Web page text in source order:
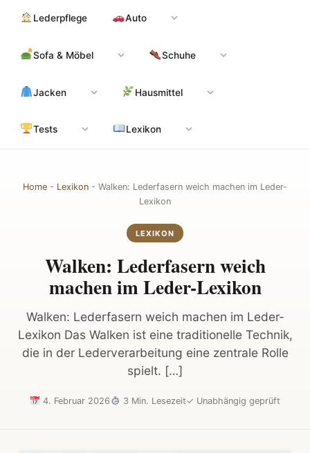
Inhalt
Lederpflege Auto
Sofa & Möbel Schuhe
Jacken Hausmittel
Tests Lexikon
Home - Lexikon - Walken: Lederfasern weich machen im Leder-
Lexikon
LEXIKON
Walken: Lederfasern weich
machen im Leder-Lexikon
Walken: Lederfasern weich machen im Leder-
Lexikon Das Walken ist eine traditionelle Technik,
die in der Lederverarbeitung eine zentrale Rolle
spielt. […]
4. Februar 2026 3 Min. Lesezeit✓ Unabhängig geprüft